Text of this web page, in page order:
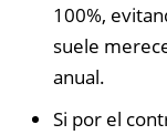
100%,
suele
anual.
Si por el